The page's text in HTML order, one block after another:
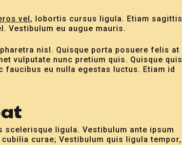
vel , lobortis cursus ligula. Etiam sagittis
Vestibulum eu augue mauris.
nisl. Quisque porta posuere felis at
vulputate nunc pretium quis. Quisque quis
faucibus eu nulla egestas luctus. Etiam id
ligula. Vestibulum ante ipsum
curae; Vestibulum quis ligula tempor,